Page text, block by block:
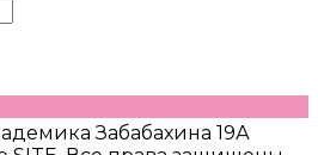
Забабахина 19А